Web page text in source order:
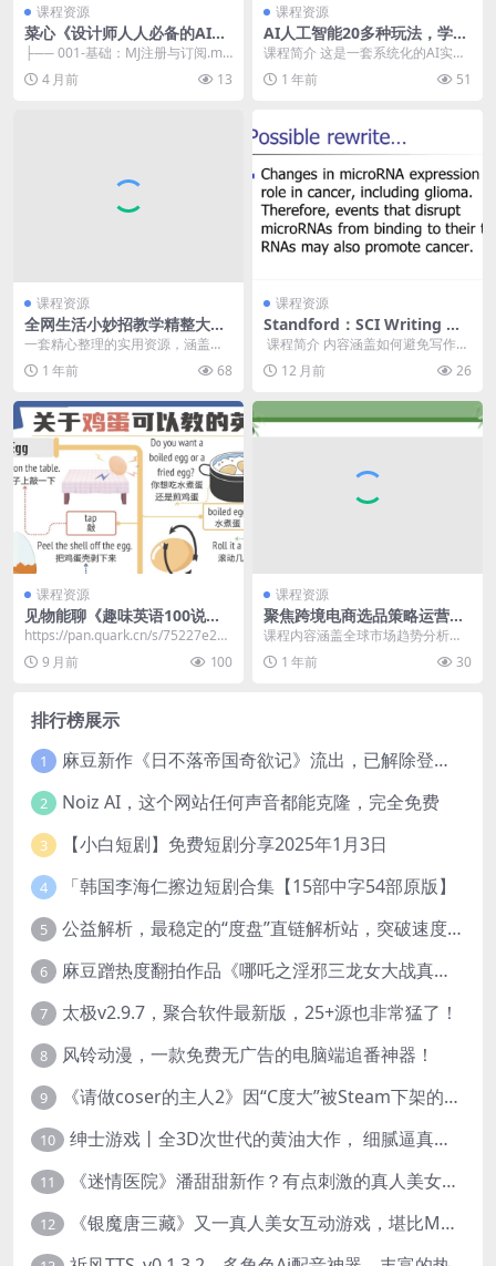
课程资源
菜心《设计师人人必备的AI课
程》
├── 001-基础：MJ注册与订阅.mp
4 ├── 002-基础：seetin...
4 月前 13
课程资源
AI人工智能20多种玩法，学会
“其中一种” 轻松月入过万
课程简介 这是一套系统化的AI实战
课程，涵盖从基础安装到多种变现
路径的详细内容。...
1 年前 51
课程资源
全网生活小妙招教学精整大合
集 五大分类700+
一套精心整理的实用资源，涵盖了
五大分类，共计700多个生活小妙
招。这些妙招不仅简...
1 年前 68
课程资源
Standford：SCI Writing 斯
坦福大学：SCI写作课程
​ 课程简介 内容涵盖如何避免写作中
的常见错误，如过多的名词、模糊
词汇和行话，提...
12 月前 26
课程资源
见物能聊《趣味英语100说》-
带教材
​https://pan.quark.cn/s/75227e2d1
c16 见物能...
9 月前 100
课程资源
聚焦跨境电商选品策略运营优
化
课程内容涵盖全球市场趋势分析、
热销品类与蓝海产品挖掘、供应链
资源整合、产品差异化...
1 年前 30
排行榜展示
1 麻豆新作《日不落帝国奇欲记》流出，已解除登录验证！
2 Noiz AI，这个网站任何声音都能克隆，完全免费
3 【小白短剧】免费短剧分享2025年1月3日
4 「韩国李海仁擦边短剧合集【15部中字54部原版】
5 公益解析，最稳定的“度盘”直链解析站，突破速度限制
6 麻豆蹭热度翻拍作品《哪吒之淫邪三龙女大战真阳魔童》 已上线
7 太极v2.9.7，聚合软件最新版，25+源也非常猛了！
8 风铃动漫，一款免费无广告的电脑端追番神器！
9 《请做coser的主人2》因“C度大”被Steam下架的真人美女互动游戏！
10 绅士游戏丨全3D次世代的黄油大作， 细腻逼真的双人互动狂想曲！
11 《迷情医院》潘甜甜新作？有点刺激的真人美女互动游戏
12 《银魔唐三藏》又一真人美女互动游戏，堪比M豆！